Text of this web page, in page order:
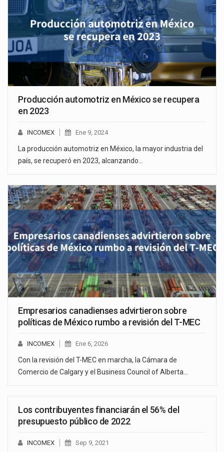
Producción automotriz en México se recupera
en 2023
INCOMEX Ene 9, 2024
La producción automotriz en México, la mayor industria del
país, se recuperó en 2023, alcanzando…
Empresarios canadienses advirtieron sobre
políticas de México rumbo a revisión del T-MEC
INCOMEX Ene 6, 2026
Con la revisión del T-MEC en marcha, la Cámara de
Comercio de Calgary y el Business Council of Alberta…
Los contribuyentes financiarán el 56% del
presupuesto público de 2022
INCOMEX Sep 9, 2021